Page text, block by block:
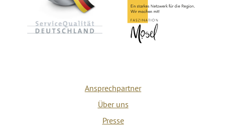
Ansprechpartner
Über uns
Presse